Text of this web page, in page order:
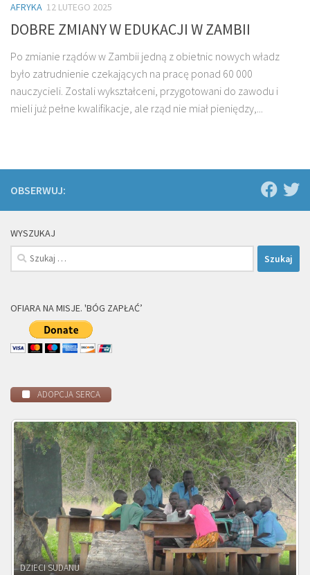
AFRYKA 12 LUTEGO 2025
DOBRE ZMIANY W EDUKACJI W ZAMBII
Po zmianie rządów w Zambii jedną z obietnic nowych władz
było zatrudnienie czekających na pracę ponad 60 000
nauczycieli. Zostali wykształceni, przygotowani do zawodu i
mieli już pełne kwalifikacje, ale rząd nie miał pieniędzy,...
OBSERWUJ:
WYSZUKAJ
Szukaj:
OFIARA NA MISJE. 'BÓG ZAPŁAĆ’
ADOPCJA SERCA
DZIECI ZAMBII